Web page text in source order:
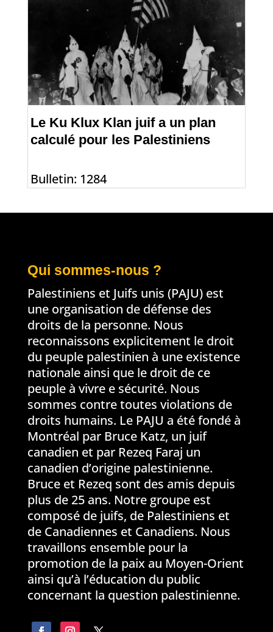
Le Ku Klux Klan juif a un plan
calculé pour les Palestiniens
Bulletin: 1284
Qui sommes-nous ?
Palestiniens et Juifs unis (PAJU) est
une organisation de défense des
droits de la personne. Nous
reconnaissons explicitement le droit
du peuple palestinien à une existence
nationale ainsi que le droit de ce
peuple à vivre e sécurité. Nous
sommes contre toutes violations de
droits humains. Le PAJU a été fondé à
Montréal par Bruce Katz, un juif
canadien et par Rezeq Faraj un
canadien d’origine palestinienne.
Bruce et Rezeq sont des amis depuis
plus de 25 ans. Notre groupe est
composé de juifs, de Palestiniens et
de Canadiennes et Canadiens. Nous
travaillons ensemble pour la
promotion de la paix au Moyen-Orient
ainsi qu’à l’éducation du public
concernant la question palestinienne.